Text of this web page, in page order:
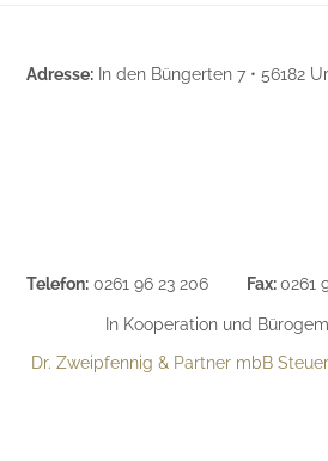
Adresse: In den Büngerten 7 •56182
Telefon: 0261 96 23 206 Fax:0261
In Kooperation und
Dr. Zweipfennig & Partner mbB